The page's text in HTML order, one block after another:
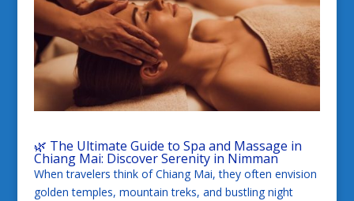
🌿 The Ultimate Guide to Spa and Massage in
Chiang Mai: Discover Serenity in Nimman
When travelers think of Chiang Mai, they often envision
golden temples, mountain treks, and bustling night